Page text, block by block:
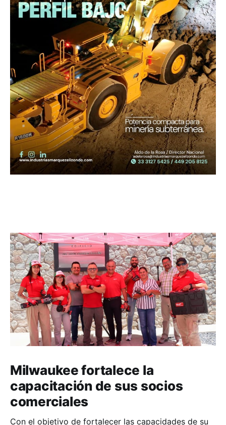
Milwaukee fortalece la
capacitación de sus socios
comerciales
Con el objetivo de fortalecer las capacidades de su